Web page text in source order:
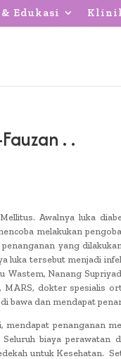
Edukasi
. .
Awalnya luka
melakukan
yang
luka tersebut menjadi
Wastem, Nanang
dokter spesialis
bawa dan mendapat
penanganan
biaya perawatan
untuk Kesehatan.